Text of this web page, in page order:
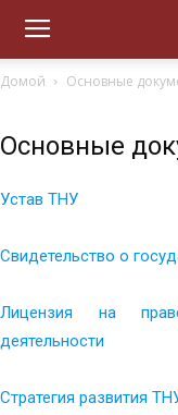
Домой Основные
Основные
Устав ТНУ
Свидетельство о
Лицензия на
деятельности
Стратегия развития